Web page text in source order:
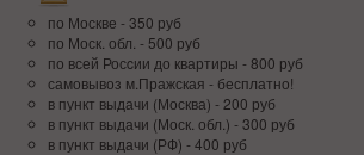
по Москве - 350 руб
по Моск. обл. - 500 руб
по всей Росcии до квартиры - 800 руб
самовывоз м.Пражская - бесплатно!
в пункт выдачи (Москва) - 200 руб
в пункт выдачи (Моск. обл.) - 300 руб
в пункт выдачи (РФ) - 400 руб